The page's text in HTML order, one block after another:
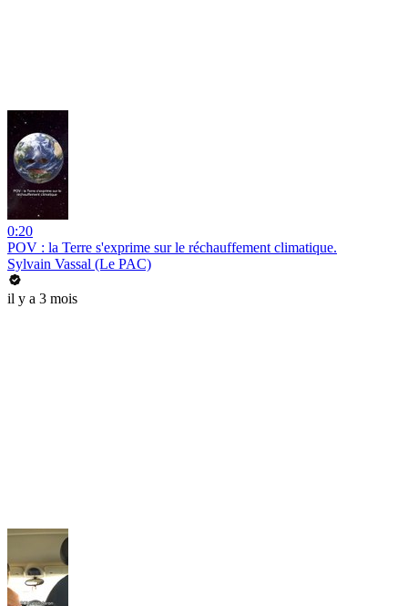
0:20
POV : la Terre s'exprime sur le réchauffement climatique.
Sylvain Vassal (Le PAC)
il y a 3 mois